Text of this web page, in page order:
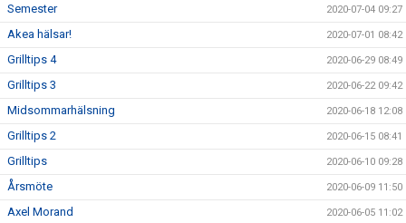
Semester 2020-07-04 09:27
Akea hälsar! 2020-07-01 08:42
Grilltips 4 2020-06-29 08:49
Grilltips 3 2020-06-22 09:42
Midsommarhälsning 2020-06-18 12:08
Grilltips 2 2020-06-15 08:41
Grilltips 2020-06-10 09:28
Årsmöte 2020-06-09 11:50
Axel Morand 2020-06-05 11:02